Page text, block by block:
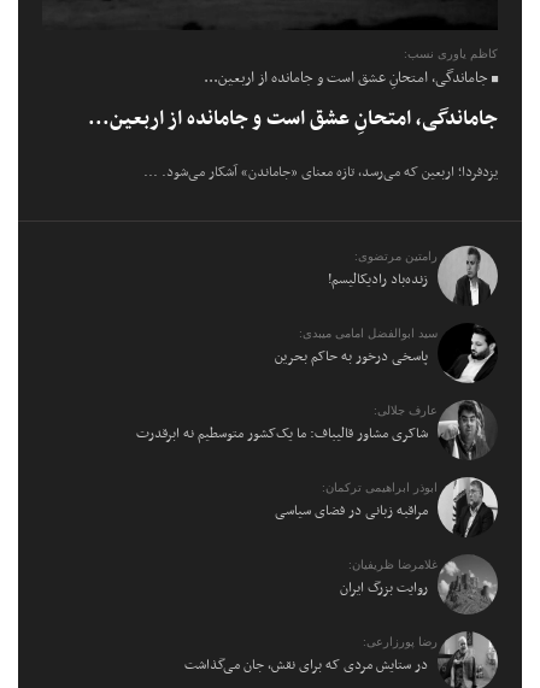
کاظم یاوری نسب:
جاماندگی، امتحانِ عشق است و جامانده از اربعین...
جاماندگی، امتحانِ عشق است و جامانده از اربعین...
یزدفردا؛ اربعین که می‌رسد، تازه معنای «جاماندن» آشکار می‌شود. ...
رامتین مرتضوی:
زنده‌باد رادیکالیسم!
سید ابوالفضل امامی میبدی:
پاسخی درخور به حاکم بحرین
عارف جلالی:
شاکری مشاور قالیباف: ما یک‌کشور متوسطیم نه ابرقدرت
ابوذر ابراهیمی ترکمان:
مراقبه زبانی در فضای سیاسی
غلامرضا ظریفیان:
روایت بزرگ ایران
رضا پورزارعی:
در ستایش مردی که برای نقش، جان می‌گذاشت